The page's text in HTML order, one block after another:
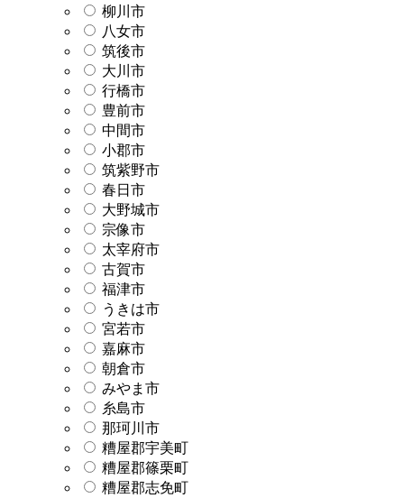
柳川市
八女市
筑後市
大川市
行橋市
豊前市
中間市
小郡市
筑紫野市
春日市
大野城市
宗像市
太宰府市
古賀市
福津市
うきは市
宮若市
嘉麻市
朝倉市
みやま市
糸島市
那珂川市
糟屋郡宇美町
糟屋郡篠栗町
糟屋郡志免町